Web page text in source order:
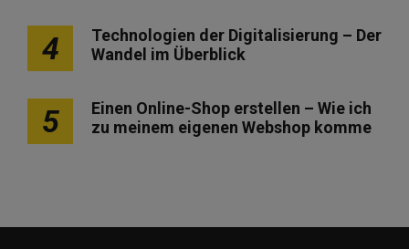
4
Technologien der Digitalisierung – Der
Wandel im Überblick
5
Einen Online-Shop erstellen – Wie ich
zu meinem eigenen Webshop komme